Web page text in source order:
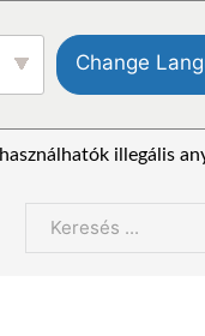
Change
illegális
Keresés